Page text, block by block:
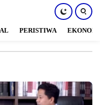
PERISTIWA EKONOMI